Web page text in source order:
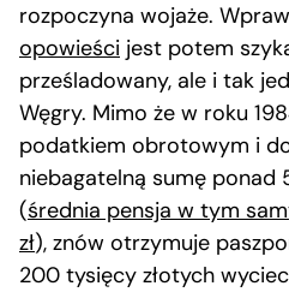
rozpoczyna wojaże.
opowieści jest potem
prześladowany, ale i tak
Węgry. Mimo że w roku
podatkiem obrotowym i
niebagatelną sumę ponad
(średnia pensja w tym
zł), znów otrzymuje
200 tysięcy złotych